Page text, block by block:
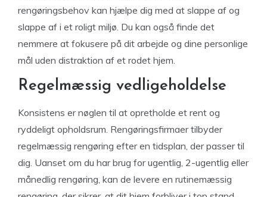
rengøringsbehov kan hjælpe dig med at slappe af og
slappe af i et roligt miljø. Du kan også finde det
nemmere at fokusere på dit arbejde og dine personlige
mål uden distraktion af et rodet hjem.
Regelmæssig vedligeholdelse
Konsistens er nøglen til at opretholde et rent og
ryddeligt opholdsrum. Rengøringsfirmaer tilbyder
regelmæssig rengøring efter en tidsplan, der passer til
dig. Uanset om du har brug for ugentlig, 2-ugentlig eller
månedlig rengøring, kan de levere en rutinemæssig